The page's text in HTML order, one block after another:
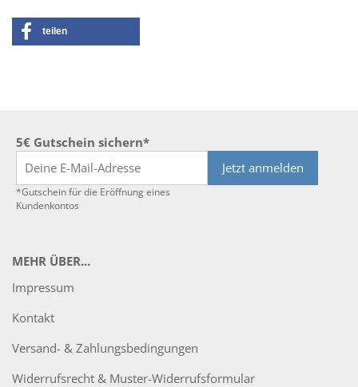
teilen
5€ Gutschein sichern*
Jetzt anmelden
*Gutschein für die Eröffnung eines
Kundenkontos
MEHR ÜBER...
Impressum
Kontakt
Versand- & Zahlungsbedingungen
Widerrufsrecht & Muster-Widerrufsformular